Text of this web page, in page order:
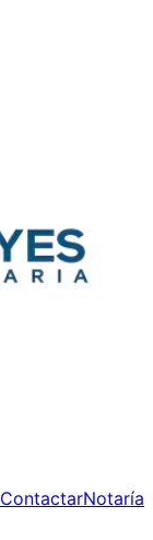
ContactarNotaría